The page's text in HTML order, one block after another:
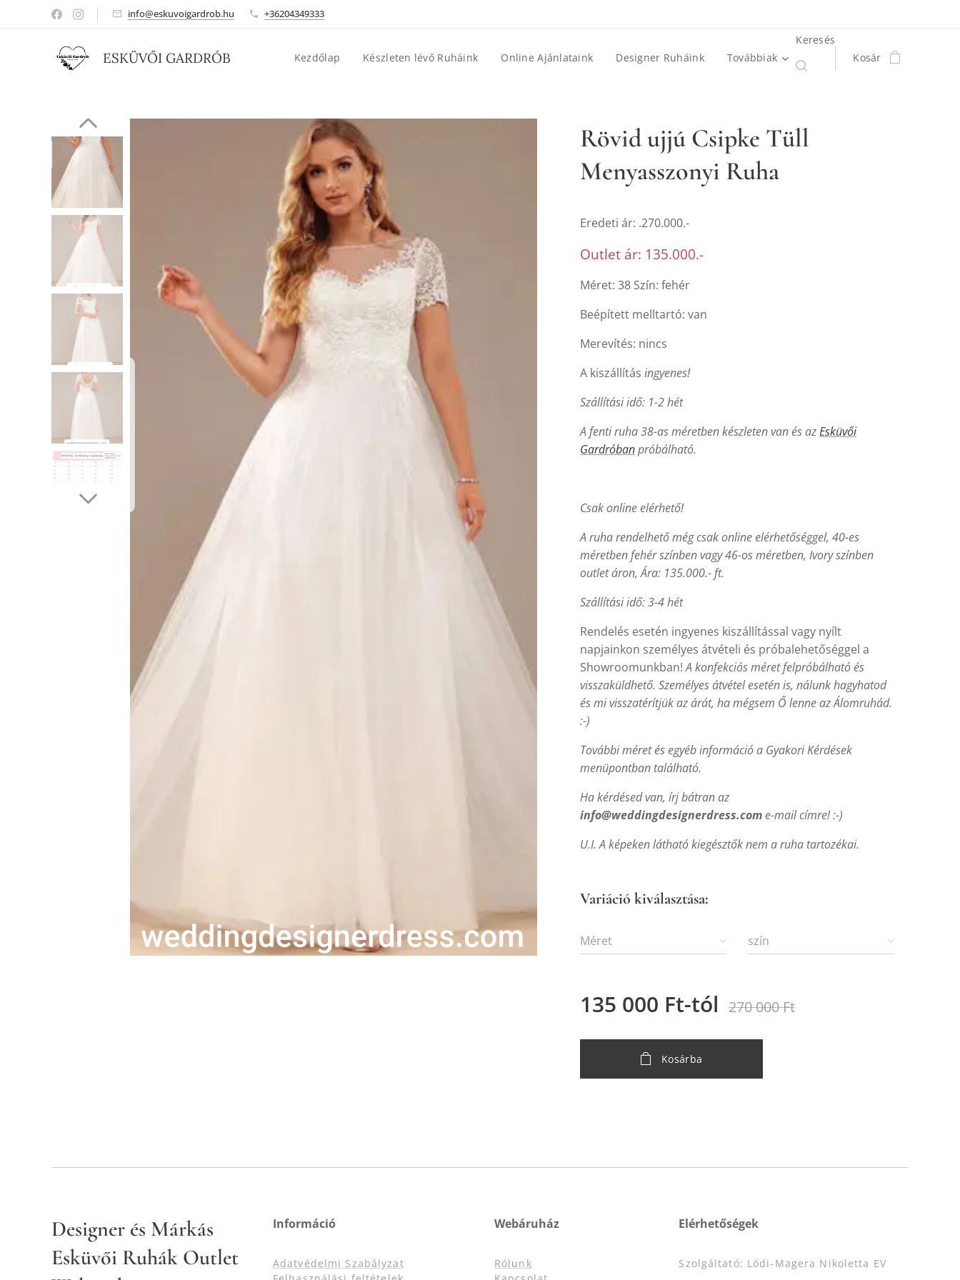
info@eskuvoigardrob.hu +36204349333
ESKÜVŐI GARDRÓB Kezdőlap Készleten lévő Ruháink Online Ajánlataink Designer Ruháink Továbbiak
Keresés
Kosár
Rövid ujjú Csipke Tüll
Menyasszonyi Ruha
Eredeti ár: .270.000.-
Outlet ár: 135.000.-
Méret: 38 Szín: fehér
Beépített melltartó: van
Merevítés: nincs
A kiszállítás ingyenes!
Szállítási idő: 1-2 hét
A fenti ruha 38-as méretben készleten van és azEsküvői
Gardróbanpróbálható.
Csak online elérhető!
A ruha rendelhető még csak online elérhetőséggel, 40-es
méretben fehér színben vagy 46-os méretben, Ivory színben
outlet áron,Ára: 135.000.- ft.
Szállítási idő: 3-4 hét
Rendelés esetén ingyenes kiszállítással vagy nyílt
napjainkon személyes átvételi és próbalehetőséggel a
Showroomunkban!A konfekciós méret felpróbálható és
visszaküldhető. Személyes átvétel esetén is, nálunk hagyhatod
és mi visszatérítjük az árát, ha mégsem Ő lenne az Álomruhád.
:-)
További méret és egyéb információ a Gyakori Kérdések
menüpontban található.
Ha kérdésed van, írj bátran az
info@weddingdesignerdress.come-mail címre! :-)
U.I. A képeken látható kiegésztők nem a ruha tartozékai.
Variáció kiválasztása:
Méret szín
135 000 Ft-tól 270 000Ft
Kosárba
Designer és Márkás
Esküvői Ruhák Outlet
Információ
Adatvédelmi Szabályzat
Webáruház
Rólunk
Elérhetőségek
Szolgáltató: Lódi-Magera Nikoletta EV